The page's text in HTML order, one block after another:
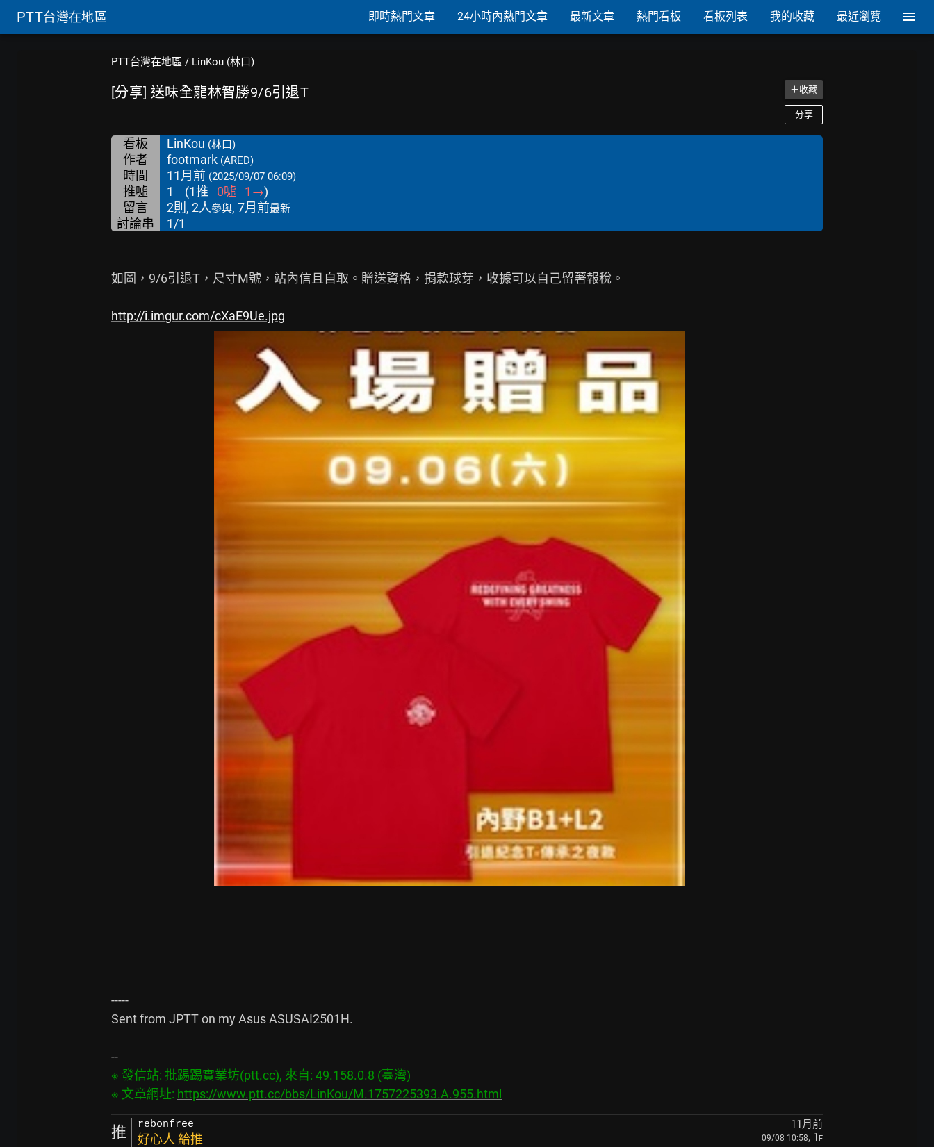
PTT台灣在地區 即時熱門文章 24小時內熱門文章 最新文章 熱門看板 看板列表 我的收藏 最近瀏覽
PTT台灣在地區 / LinKou (林口)
[分享] 送味全龍林智勝9/6引退T ＋收藏
分享
看板 LinKou (林口)
作者 footmark (ARED)
時間 11月前 (2025/09/07 06:09)
推噓 1 (1推 0噓 1 →)
留言
2則, 2人參與, 7月前最新
討論串 1/1
如圖，9/6引退T，尺寸M號，站內信且自取。贈送資格，捐款球芽，收據可以自己留著報稅。
http://i.imgur.com/cXaE9Ue.jpg
-----
Sent from JPTT on my Asus ASUSAI2501H.
※ 發信站: 批踢踢實業坊(ptt.cc), 來自: 49.158.0.8 (臺灣)
※ 文章網址: https://www.ptt.cc/bbs/LinKou/M.1757225393.A.955.html
推 rebonfree 11月前
好心人 給推 09/08 10:58, 1 F